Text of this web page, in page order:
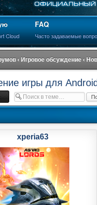
Cloud
FAQ
Часто задаваемые
‹ Игровое обсуждение ‹
игры для
xperia63